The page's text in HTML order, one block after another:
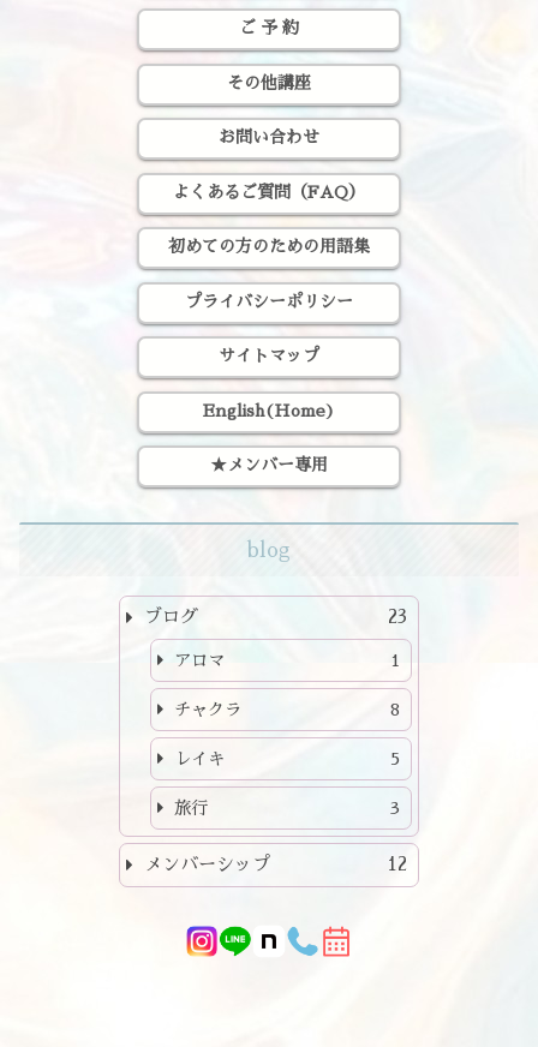
ご 予 約
その他講座
お問い合わせ
よくあるご質問（FAQ）
初めての方のための用語集
プライバシーポリシー
サイトマップ
English(Home)
★メンバー専用
blog
ブログ 23
アロマ 1
チャクラ 8
レイキ 5
旅行 3
メンバーシップ 12